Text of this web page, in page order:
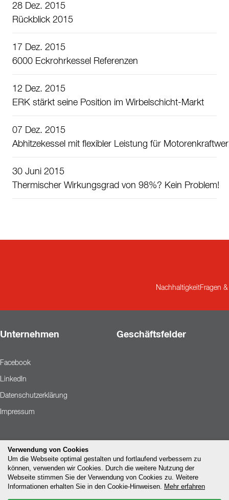
28 Dez. 2015
Rückblick 2015
17 Dez. 2015
6000 Eckrohrkessel Referenzen
12 Dez. 2015
ERK stärkt seine Position im Wirbelschicht-Markt
07 Dez. 2015
Abhitzekessel mit flexibler Leistung für
30 Juni 2015
Thermischer Wirkungsgrad von 98%? Kein Problem!
NachhaltigkeitFragen
Unternehmen Geschäftsfelder
Facebook
LinkedIn
Datenschutzerklärung
Impressum
Verwendung von Cookies
Um die Webseite optimal gestalten und fortlaufend verbessern zu
können, verwenden wir Cookies. Durch die weitere Nutzung der
Webseite stimmen Sie der Verwendung von Cookies zu. Weitere
Informationen erhalten Sie in den Cookie-Hinweisen. Mehr erfahren